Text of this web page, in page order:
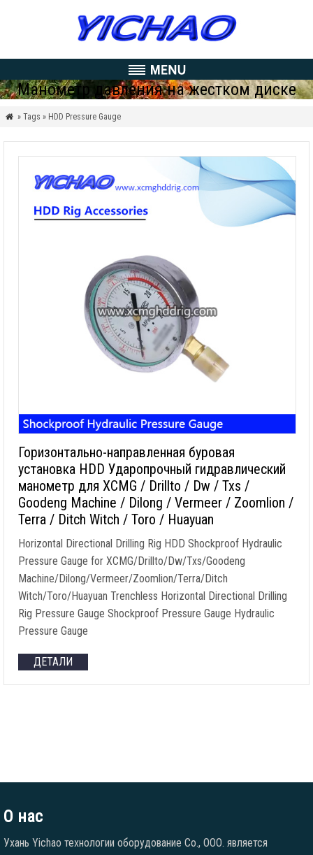
Манометр давления на жестком диске
 » Tags » HDD Pressure Gauge
Горизонтально-направленная буровая
установка HDD Ударопрочный гидравлический
манометр для XCMG / Drillto / Dw / Txs /
Goodeng Machine / Dilong / Vermeer / Zoomlion /
Terra / Ditch Witch / Toro / Huayuan
Horizontal Directional Drilling Rig HDD Shockproof Hydraulic
Pressure Gauge for XCMG/Drillto/Dw/Txs/Goodeng
Machine/Dilong/Vermeer/Zoomlion/Terra/Ditch
Witch/Toro/Huayuan Trenchless Horizontal Directional Drilling
Rig Pressure Gauge Shockproof Pressure Gauge Hydraulic
Pressure Gauge
ДЕТАЛИ
О нас
Ухань Yichao технологии оборудование Co., ООО. является